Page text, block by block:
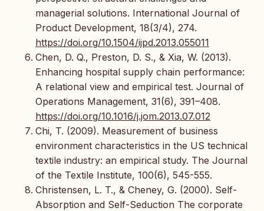
managerial solutions. International Journal of
Product Development, 18(3/4), 274.
https://doi.org/10.1504/ijpd.2013.055011
Chen, D. Q., Preston, D. S., & Xia, W. (2013).
Enhancing hospital supply chain performance:
A relational view and empirical test. Journal of
Operations Management, 31(6), 391–408.
https://doi.org/10.1016/j.jom.2013.07.012
Chi, T. (2009). Measurement of business
environment characteristics in the US technical
textile industry: an empirical study. The Journal
of the Textile Institute, 100(6), 545-555.
Christensen, L. T., & Cheney, G. (2000). Self-
Absorption and Self-Seduction The corporate